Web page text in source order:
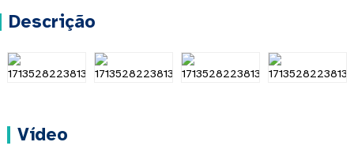
Descrição
Vídeo